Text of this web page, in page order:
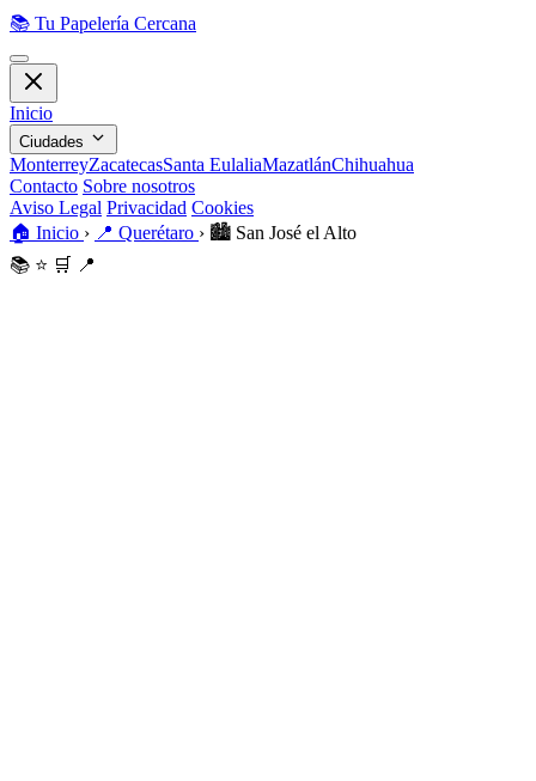
📚 Tu Papelería Cercana
Inicio
Ciudades
MonterreyZacatecasSanta EulaliaMazatlánChihuahua
Contacto Sobre nosotros
Aviso Legal Privacidad Cookies
🏠 Inicio › 📍 Querétaro › 🏙️ San José el Alto
📚 ⭐ 🛒 📍